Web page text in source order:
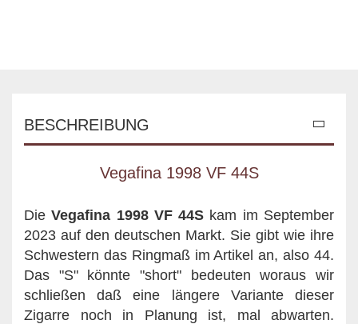
BESCHREIBUNG
Vegafina 1998 VF 44S
DieVegafina 1998 VF 44S kam im September
2023 auf den deutschen Markt. Sie gibt wie ihre
Schwestern das Ringmaß im Artikel an, also 44.
Das "S" könnte "short" bedeuten woraus wir
schließen daß eine längere Variante dieser
Zigarre noch in Planung ist, mal abwarten.